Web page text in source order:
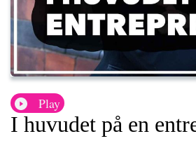
Play
I huvudet på en